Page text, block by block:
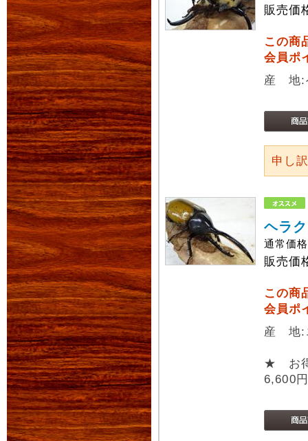
販売価
この商
会員ポ
産 地:
申し
ヘラ
通常価
販売価
この商
会員ポ
産 地:
★ お
6,600